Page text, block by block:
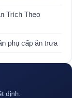
Trích Theo
phụ cấp ăn trưa
định.